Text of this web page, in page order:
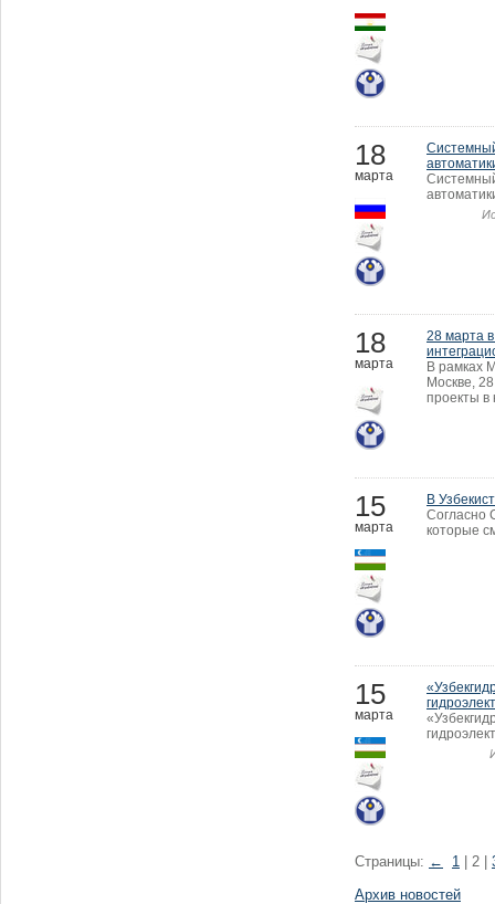
18
марта
18
марта
28 марта
В рамках
Москве,
проекты в
15
марта
В
Согласно
которые
15
марта
Страницы: ← 1 | 2 |
Архив новостей